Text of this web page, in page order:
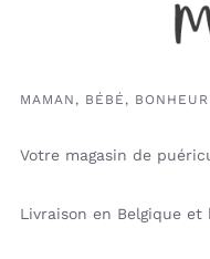
MAMAN, BÉBÉ, BONHEUR
Votre magasin de
Livraison en Belgique